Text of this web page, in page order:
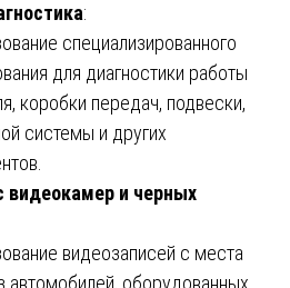
:
специализированного
для диагностики работы
коробки передач, подвески,
системы и других
видеокамер и черных
видеозаписей с места
автомобилей, оборудованных